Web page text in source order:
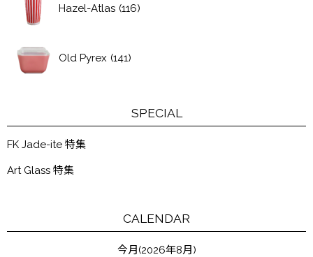
Hazel-Atlas (116)
Old Pyrex (141)
SPECIAL
FK Jade-ite 特集
Art Glass 特集
CALENDAR
今月(2026年8月)